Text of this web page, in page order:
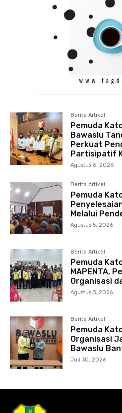
Berita Artikel
Pemuda
Bawaslu
Perkuat
Partisipatif
Agustus 6, 2026
Berita Artikel
Pemuda
Melalui
Agustus 5, 2026
Berita Artikel
Pemuda
MAPENTA,
Organisasi
Agustus 3, 2026
Berita Artikel
Pemuda
Organisasi
Bawaslu
Juli 30, 2026